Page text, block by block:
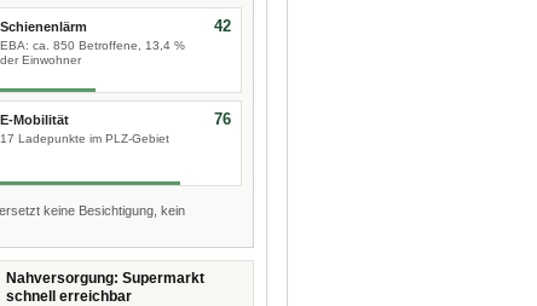
Schienenlärm
EBA: ca. 850 Betroffene, 13,4 %
der Einwohner
42
E-Mobilität
17 Ladepunkte im PLZ-Gebiet
76
ersetzt keine Besichtigung, kein
Nahversorgung: Supermarkt
schnell erreichbar